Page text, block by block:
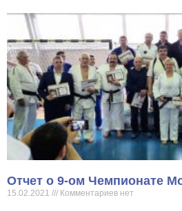
Отчет о 9-ом Чемпионате
15.02.2021 Комментариев нет